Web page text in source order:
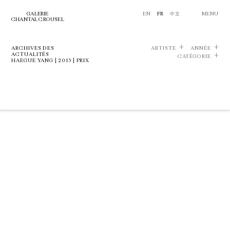
GALERIE
CHANTAL CROUSEL
EN FR 中文 MENU
ARCHIVES DES
ACTUALITÉS
HAEGUE YANG | 2013 | PRIX
ARTISTE
ANNÉE
CATÉGORIE